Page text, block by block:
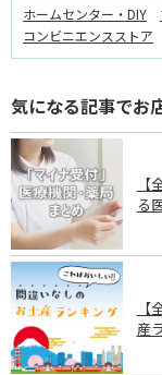
ホームセンター・DIY
コンビニエンスストア
気になる記事でお
る
産